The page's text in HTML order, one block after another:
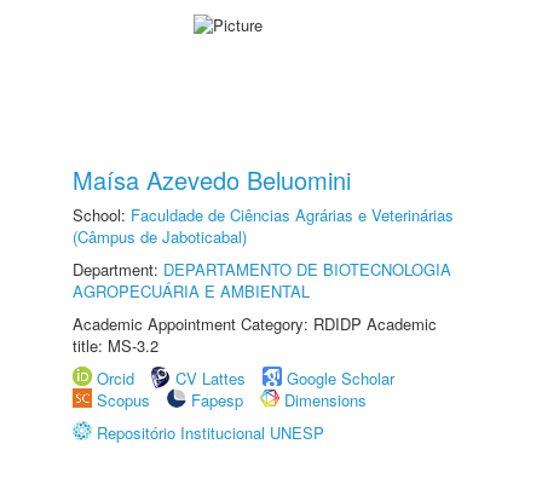
Maísa Azevedo Beluomini
School: Faculdade de Ciências Agrárias e Veterinárias
(Câmpus de Jaboticabal)
Department: DEPARTAMENTO DE BIOTECNOLOGIA
AGROPECUÁRIA E AMBIENTAL
Academic Appointment Category: RDIDP Academic
title: MS-3.2
Orcid
CV Lattes
Google Scholar
Scopus
Fapesp
Dimensions
Repositório Institucional UNESP